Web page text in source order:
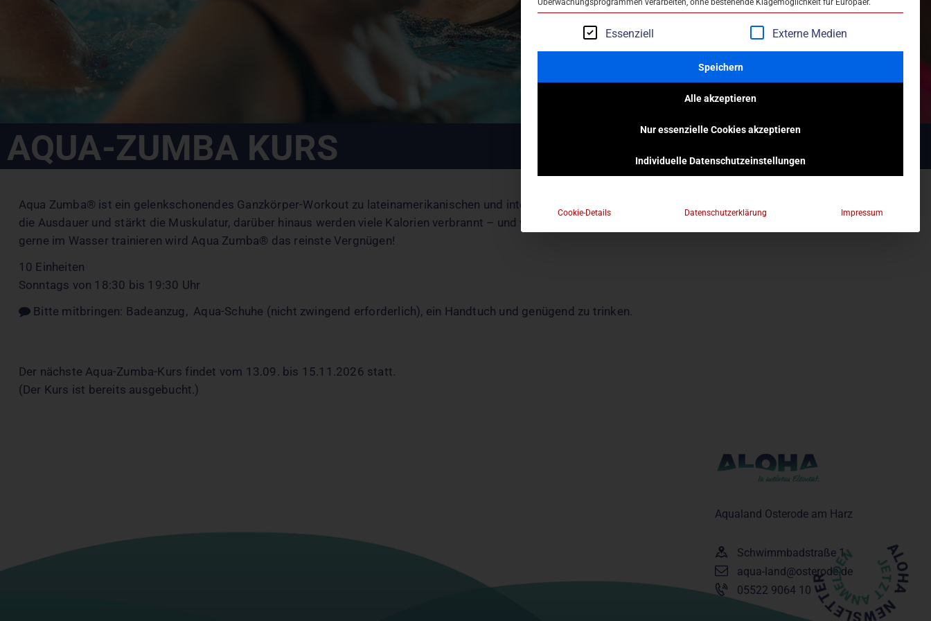
AQUA-ZUMBA KURS
Aqua Zumba® ist ein gelenkschonendes Ganzkörper-Workout zu lateinamerikanischen und internationalen Rhythmen, dem einfach zu folgen ist. Das Training verbessert
die Ausdauer und stärkt die Muskulatur, darüber hinaus werden viele Kalorien verbrannt – und was am wichtigsten ist: es macht viel Spaß, versprochen! Für alle, die
gerne im Wasser trainieren wird Aqua Zumba® das reinste Vergnügen!
10 Einheiten
Sonntags von 18:30 bis 19:30 Uhr
Bitte mitbringen: Badeanzug, Aqua-Schuhe (nicht zwingend erforderlich), ein Handtuch und genügend zu trinken.
Der nächste Aqua-Zumba-Kurs findet vom 13.09. bis 15.11.2026 statt.
(Der Kurs ist bereits ausgebucht.)
Aqualand Osterode am Harz
Schwimmbadstraße 1
aqua-land@osterode.de
05522 9064 10
Essenziell Externe Medien
Speichern
Alle akzeptieren
Nur essenzielle Cookies akzeptieren
Individuelle Datenschutzeinstellungen
Cookie-Details Datenschutzerklärung Impressum